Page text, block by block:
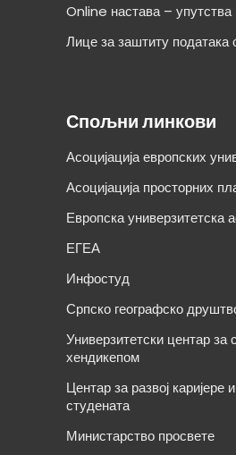
Online настава – упутства
Лице за заштиту података
Спољни линкови
Асоцијација европских
Асоцијација просторних
Европска универзитетска
ЕГЕА
Инфостуд
Српско географско
Универзитетски центар за
хендикепом
Центар за развој каријере
студената
Министарство просвете